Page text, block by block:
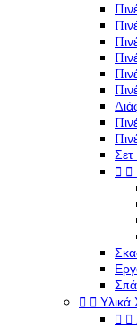
Σετ
 
  Υλικά
 